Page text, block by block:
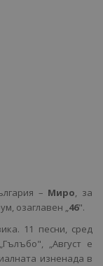
– Миро, за
озаглавен „46".
11 песни, сред
„Август е
изненада в